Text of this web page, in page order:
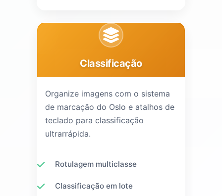
Classificação
Organize imagens com o sistema
de marcação do Oslo e atalhos de
teclado para classificação
ultrarrápida.
Rotulagem multiclasse
Classificação em lote